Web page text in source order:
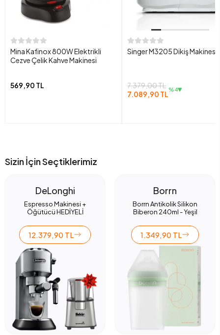
Mina Kafinox 800W Elektrikli
Cezve Çelik Kahve Makinesi
569,90 TL
Singer M3205 Dikiş Makinesi
7.379,00 TL
7.089,90 TL %4
Sizin İçin Seçtiklerimiz
DeLonghi
Espresso Makinesi +
Öğütücü HEDİYELİ
12.379,90 TL
Borrn
Borrn Antikolik Silikon
Biberon 240ml - Yeşil
1.349,90 TL